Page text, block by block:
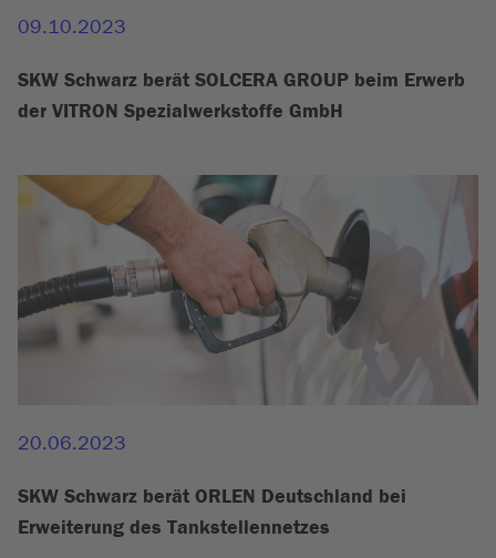
09.10.2023
SKW Schwarz berät SOLCERA GROUP beim Erwerb
der VITRON Spezialwerkstoffe GmbH
20.06.2023
SKW Schwarz berät ORLEN Deutschland bei
Erweiterung des Tankstellennetzes